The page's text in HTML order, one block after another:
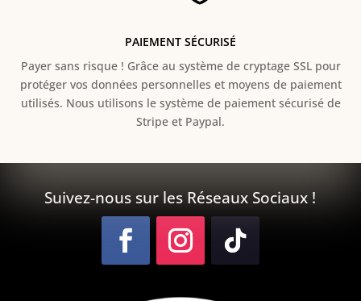
PAIEMENT SÉCURISÉ
Payer sans risque ! Grâce au système de cryptage SSL pour
protéger vos données personnelles et moyens de paiement
utilisés. Nous utilisons le système de paiement sécurisé de
Stripe et Paypal.
Suivez-nous sur les Réseaux Sociaux !